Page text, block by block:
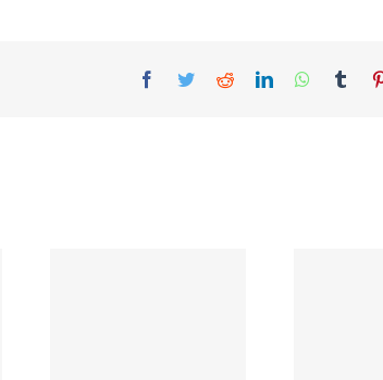
Facebook
TwitterRedditLinkedInWhatsApp